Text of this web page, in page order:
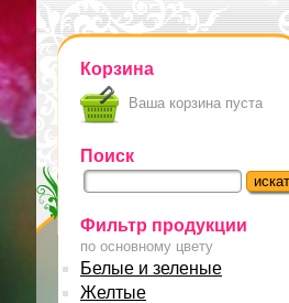
Корзина
Ваша корзина пуста
Поиск
Фильтр продукции
по основному цвету
Белые и зеленые
Желтые